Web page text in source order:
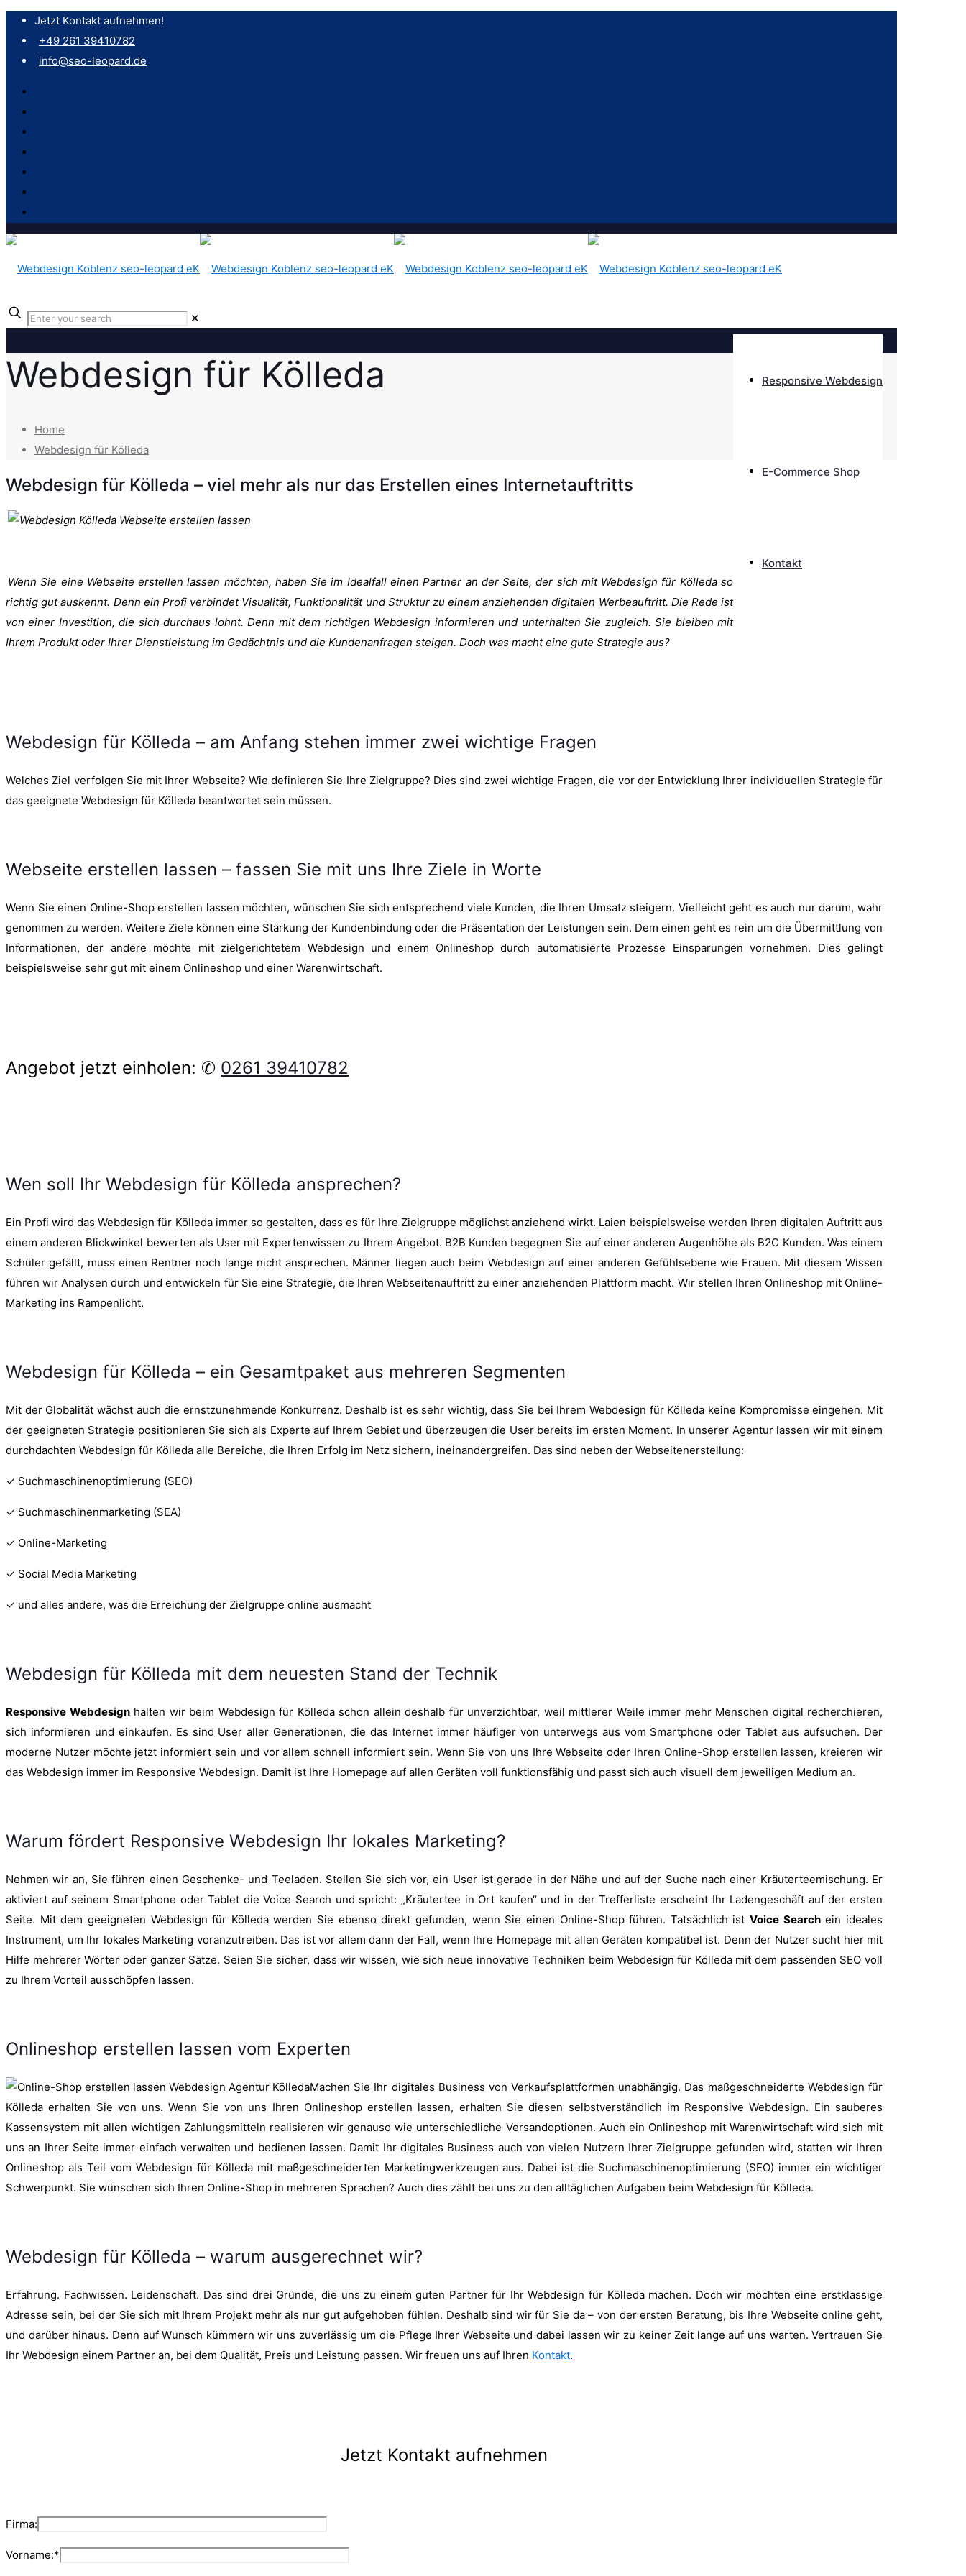
Jetzt Kontakt aufnehmen!
+49 261 39410782
info@seo-leopard.de
Responsive Webdesign
E-Commerce Shop
Kontakt
✕
Webdesign für Kölleda
Home
Webdesign für Kölleda
Webdesign für Kölleda – viel mehr als nur das Erstellen eines Internetauftritts
Wenn Sie eine Webseite erstellen lassen möchten, haben Sie im Idealfall einen Partner an der Seite, der sich mit Webdesign für Kölleda so
richtig gut auskennt. Denn ein Profi verbindet Visualität, Funktionalität und Struktur zu einem anziehenden digitalen Werbeauftritt. Die Rede ist
von einer Investition, die sich durchaus lohnt. Denn mit dem richtigen Webdesign informieren und unterhalten Sie zugleich. Sie bleiben mit
Ihrem Produkt oder Ihrer Dienstleistung im Gedächtnis und die Kundenanfragen steigen. Doch was macht eine gute Strategie aus?
Webdesign für Kölleda – am Anfang stehen immer zwei wichtige Fragen
Welches Ziel verfolgen Sie mit Ihrer Webseite? Wie definieren Sie Ihre Zielgruppe? Dies sind zwei wichtige Fragen, die vor der Entwicklung Ihrer individuellen Strategie für
das geeignete Webdesign für Kölleda beantwortet sein müssen.
Webseite erstellen lassen – fassen Sie mit uns Ihre Ziele in Worte
Wenn Sie einen Online-Shop erstellen lassen möchten, wünschen Sie sich entsprechend viele Kunden, die Ihren Umsatz steigern. Vielleicht geht es auch nur darum, wahr
genommen zu werden. Weitere Ziele können eine Stärkung der Kundenbindung oder die Präsentation der Leistungen sein. Dem einen geht es rein um die Übermittlung von
Informationen, der andere möchte mit zielgerichtetem Webdesign und einem Onlineshop durch automatisierte Prozesse Einsparungen vornehmen. Dies gelingt
beispielsweise sehr gut mit einem Onlineshop und einer Warenwirtschaft.
Angebot jetzt einholen: ✆ 0261 39410782
Wen soll Ihr Webdesign für Kölleda ansprechen?
Ein Profi wird das Webdesign für Kölleda immer so gestalten, dass es für Ihre Zielgruppe möglichst anziehend wirkt. Laien beispielsweise werden Ihren digitalen Auftritt aus
einem anderen Blickwinkel bewerten als User mit Expertenwissen zu Ihrem Angebot. B2B Kunden begegnen Sie auf einer anderen Augenhöhe als B2C Kunden. Was einem
Schüler gefällt, muss einen Rentner noch lange nicht ansprechen. Männer liegen auch beim Webdesign auf einer anderen Gefühlsebene wie Frauen. Mit diesem Wissen
führen wir Analysen durch und entwickeln für Sie eine Strategie, die Ihren Webseitenauftritt zu einer anziehenden Plattform macht. Wir stellen Ihren Onlineshop mit Online-
Marketing ins Rampenlicht.
Webdesign für Kölleda – ein Gesamtpaket aus mehreren Segmenten
Mit der Globalität wächst auch die ernstzunehmende Konkurrenz. Deshalb ist es sehr wichtig, dass Sie bei Ihrem Webdesign für Kölleda keine Kompromisse eingehen. Mit
der geeigneten Strategie positionieren Sie sich als Experte auf Ihrem Gebiet und überzeugen die User bereits im ersten Moment. In unserer Agentur lassen wir mit einem
durchdachten Webdesign für Kölleda alle Bereiche, die Ihren Erfolg im Netz sichern, ineinandergreifen. Das sind neben der Webseitenerstellung:
✓ Suchmaschinenoptimierung (SEO)
✓ Suchmaschinenmarketing (SEA)
✓ Online-Marketing
✓ Social Media Marketing
✓ und alles andere, was die Erreichung der Zielgruppe online ausmacht
Webdesign für Kölleda mit dem neuesten Stand der Technik
Responsive Webdesignhalten wir beim Webdesign für Kölleda schon allein deshalb für unverzichtbar, weil mittlerer Weile immer mehr Menschen digital recherchieren,
sich informieren und einkaufen. Es sind User aller Generationen, die das Internet immer häufiger von unterwegs aus vom Smartphone oder Tablet aus aufsuchen. Der
moderne Nutzer möchte jetzt informiert sein und vor allem schnell informiert sein. Wenn Sie von uns Ihre Webseite oder Ihren Online-Shop erstellen lassen, kreieren wir
das Webdesign immer im Responsive Webdesign. Damit ist Ihre Homepage auf allen Geräten voll funktionsfähig und passt sich auch visuell dem jeweiligen Medium an.
Warum fördert Responsive Webdesign Ihr lokales Marketing?
Nehmen wir an, Sie führen einen Geschenke- und Teeladen. Stellen Sie sich vor, ein User ist gerade in der Nähe und auf der Suche nach einer Kräuterteemischung. Er
aktiviert auf seinem Smartphone oder Tablet die Voice Search und spricht: „Kräutertee in Ort kaufen“ und in der Trefferliste erscheint Ihr Ladengeschäft auf der ersten
Seite. Mit dem geeigneten Webdesign für Kölleda werden Sie ebenso direkt gefunden, wenn Sie einen Online-Shop führen. Tatsächlich istVoice Searchein ideales
Instrument, um Ihr lokales Marketing voranzutreiben. Das ist vor allem dann der Fall, wenn Ihre Homepage mit allen Geräten kompatibel ist. Denn der Nutzer sucht hier mit
Hilfe mehrerer Wörter oder ganzer Sätze. Seien Sie sicher, dass wir wissen, wie sich neue innovative Techniken beim Webdesign für Kölleda mit dem passenden SEO voll
zu Ihrem Vorteil ausschöpfen lassen.
Onlineshop erstellen lassen vom Experten
Machen Sie Ihr digitales Business von Verkaufsplattformen unabhängig. Das maßgeschneiderte Webdesign für
Kölleda erhalten Sie von uns. Wenn Sie von uns Ihren Onlineshop erstellen lassen, erhalten Sie diesen selbstverständlich im Responsive Webdesign. Ein sauberes
Kassensystem mit allen wichtigen Zahlungsmitteln realisieren wir genauso wie unterschiedliche Versandoptionen. Auch ein Onlineshop mit Warenwirtschaft wird sich mit
uns an Ihrer Seite immer einfach verwalten und bedienen lassen. Damit Ihr digitales Business auch von vielen Nutzern Ihrer Zielgruppe gefunden wird, statten wir Ihren
Onlineshop als Teil vom Webdesign für Kölleda mit maßgeschneiderten Marketingwerkzeugen aus. Dabei ist die Suchmaschinenoptimierung (SEO) immer ein wichtiger
Schwerpunkt. Sie wünschen sich Ihren Online-Shop in mehreren Sprachen? Auch dies zählt bei uns zu den alltäglichen Aufgaben beim Webdesign für Kölleda.
Webdesign für Kölleda – warum ausgerechnet wir?
Erfahrung. Fachwissen. Leidenschaft. Das sind drei Gründe, die uns zu einem guten Partner für Ihr Webdesign für Kölleda machen. Doch wir möchten eine erstklassige
Adresse sein, bei der Sie sich mit Ihrem Projekt mehr als nur gut aufgehoben fühlen. Deshalb sind wir für Sie da – von der ersten Beratung, bis Ihre Webseite online geht,
und darüber hinaus. Denn auf Wunsch kümmern wir uns zuverlässig um die Pflege Ihrer Webseite und dabei lassen wir zu keiner Zeit lange auf uns warten. Vertrauen Sie
Ihr Webdesign einem Partner an, bei dem Qualität, Preis und Leistung passen. Wir freuen uns auf Ihren Kontakt.
Jetzt Kontakt aufnehmen
Firma:
Vorname:*